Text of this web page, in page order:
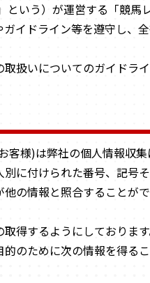
いう）が運営する「競
イドライン等を遵守し、
扱いについてのガイドライ
様)は弊社の個人情報収
に付けられた番号、記号
の情報と照合することが
得するようにしております
のために次の情報を得るこ